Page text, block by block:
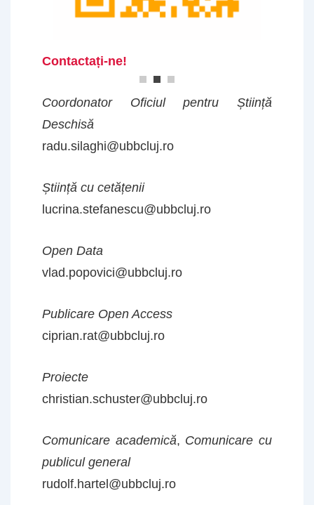
Contactați-ne!
Coordonator Oficiul pentru Știință
Deschisă
radu.silaghi@ubbcluj.ro
Știință cu cetățenii
lucrina.stefanescu@ubbcluj.ro
Open Data
vlad.popovici@ubbcluj.ro
Publicare Open Access
ciprian.rat@ubbcluj.ro
Proiecte
christian.schuster@ubbcluj.ro
Comunicare academică, Comunicare cu
publicul general
rudolf.hartel@ubbcluj.ro